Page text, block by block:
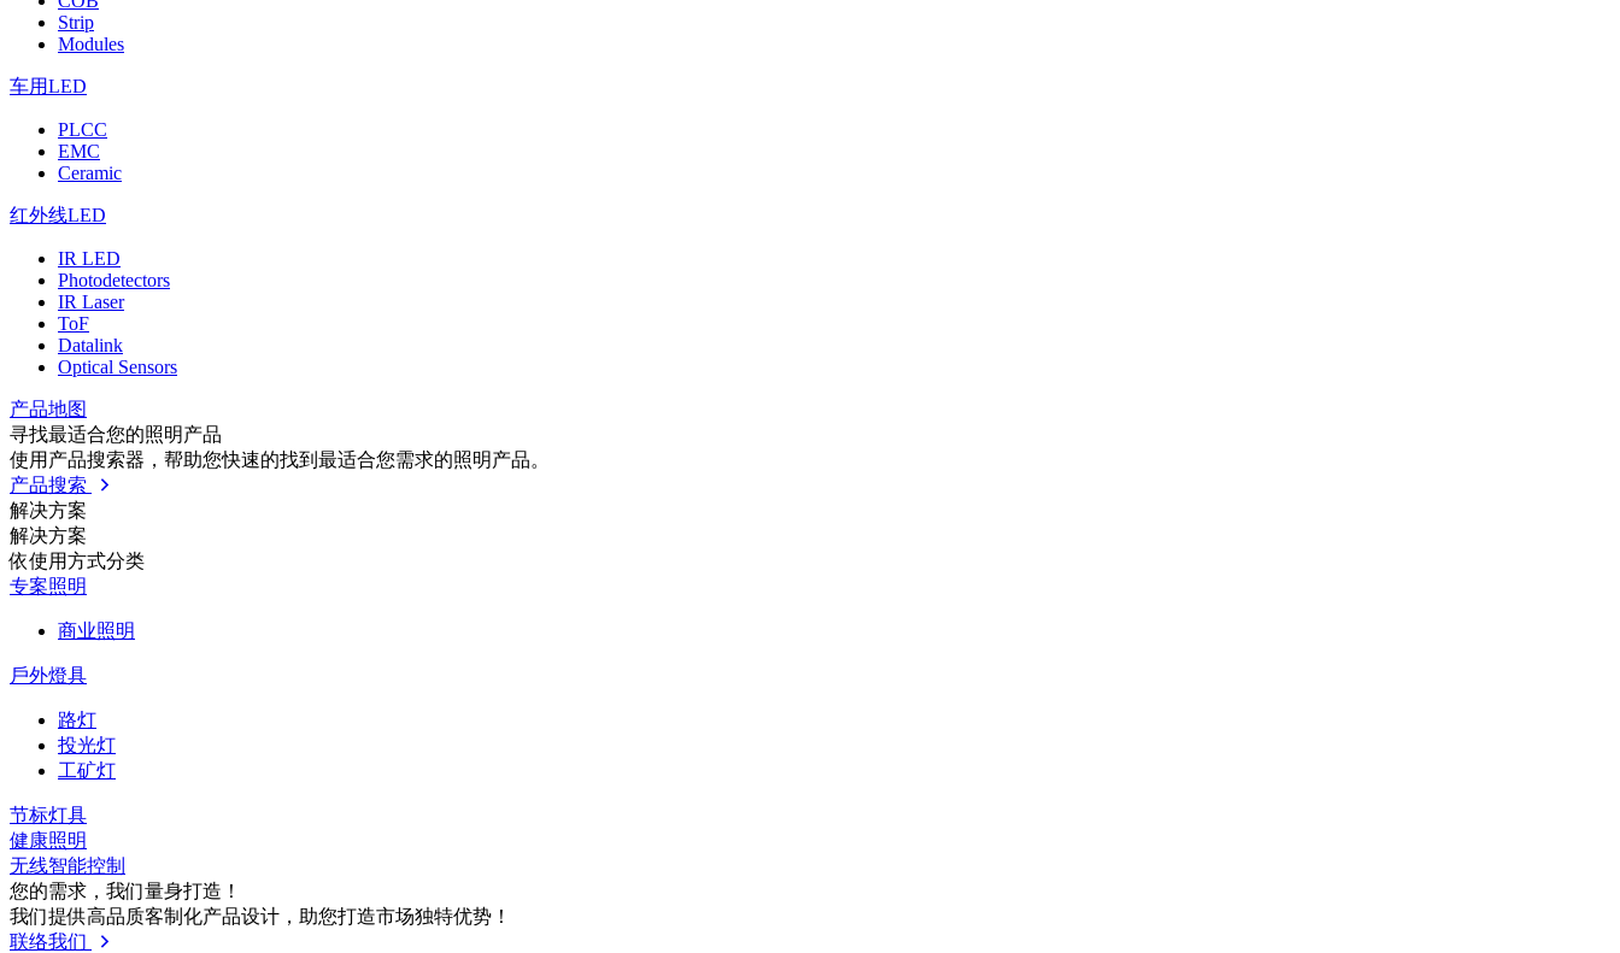
Strip
Modules
车用LED
PLCC
EMC
Ceramic
红外线LED
IR LED
Photodetectors
IR Laser
ToF
Datalink
Optical Sensors
产品地图
寻找最适合您的照明产品
使用产品搜索器，帮助您快速的找到最适合您需求的照明产品。
产品搜索
解决方案
解决方案
依使⽤⽅式分类
专案照明
商业照明
戶外燈具
路灯
投光灯
工矿灯
节标灯具
健康照明
无线智能控制
您的需求，我们量⾝打造！
我们提供⾼品质客制化产品设计，助您打造市场独特优势！
联络我们